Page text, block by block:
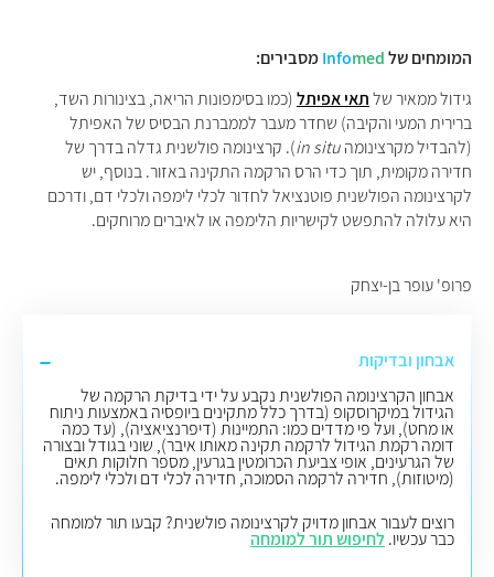
המומחים של Infomed
מסבירים:
גידול ממאיר שלתאי אפיתל(כמו בסימפונות הריאה, בצינורות השד,
ברירית המעי והקיבה) שחדר מעבר לממברנת הבסיס של האפיתל
(להבדיל מקרצינומהin situ). קרצינומה פולשנית גדלה בדרך של
חדירה מקומית, תוך כדי הרס הרקמה התקינה באזור. בנוסף, יש
לקרצינומה הפולשנית פוטנציאל לחדור לכלי לימפה ולכלי דם, ודרכם
היא עלולה להתפשט לקישריות הלימפה או לאיברים מרוחקים.
פרופ' עופר בן-יצחק
אבחון ובדיקות
אבחון הקרצינומה הפולשנית נקבע על ידי בדיקת הרקמה של
הגידול במיקרוסקופ (בדרך כלל מתקינים ביופסיה באמצעות ניתוח
או מחט), ועל פי מדדים כמו: התמיינות (דיפרנציאציה), (עד כמה
דומה רקמת הגידול לרקמה תקינה מאותו איבר), שוני בגודל ובצורה
של הגרעינים, אופי צביעת הכרומטין בגרעין, מספר חלוקות תאים
(מיטוזות), חדירה לרקמה הסמוכה, חדירה לכלי דם ולכלי לימפה.
רוצים לעבור אבחון מדויק לקרצינומה פולשנית? קבעו תור למומחה
כבר עכשיו.לחיפוש תור למומחה